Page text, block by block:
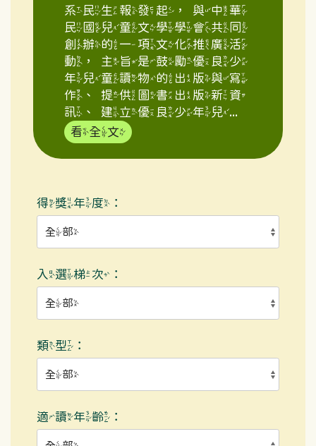
系民生報發起，與中華
民國兒童文學學會共同
創辦的一項文化推廣活
動，主旨是鼓勵優良少
年兒童讀物的出版與寫
作、提供圖書出版新資
訊、建立優良少年兒...
看全文
得獎年度：
入選梯次：
類型：
適讀年齡：